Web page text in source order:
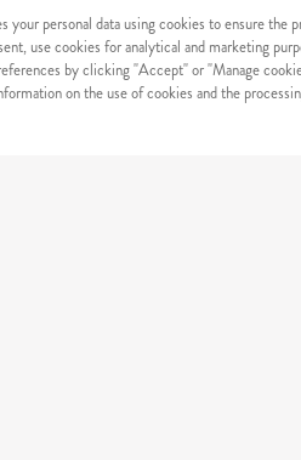
your personal data using cookies to ensure
use cookies for analytical and marketing
by clicking "Accept" or "Manage
on the use of cookies and the